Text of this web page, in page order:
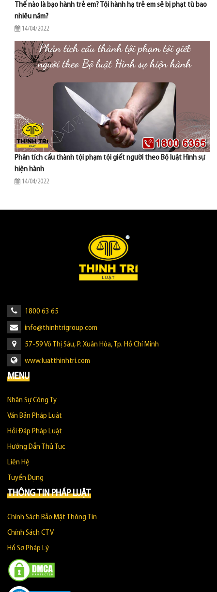
Thế nào là bạo hành trẻ em? Tội hành hạ trẻ em sẽ bị phạt tù bao
nhiêu năm?
14/04/2022
Phân tích cấu thành tội phạm tội giết người theo Bộ luật Hình sự
hiện hành
14/04/2022
1800 63 65
info@thinhtrigroup.com
57-59 Võ Thị Sáu, P. Xuân Hòa, Tp. Hồ Chí Minh
www.luatthinhtri.com
MENU
Nhân Sự Công Ty
Văn Bản Pháp Luật
Hỏi Đáp Pháp Luật
Hướng Dẫn Thủ Tục
Liên Hệ
Tuyển Dụng
THÔNG TIN PHÁP LUẬT
Chính Sách Bảo Mật Thông Tin
Chính Sách CTV
Hồ Sơ Pháp Lý